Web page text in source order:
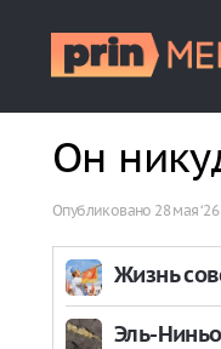
Он
Опубликовано 28 мая
Жизнь
Эль-